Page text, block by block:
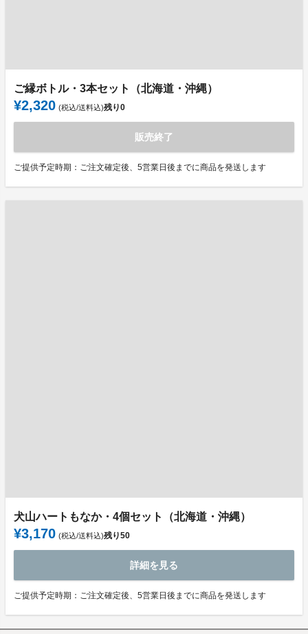
ご縁ボトル・3本セット（北海道・沖縄）
¥2,320 (税込/送料込)残り0
販売終了
ご提供予定時期：ご注文確定後、5営業日後までに商品を発送します
犬山ハートもなか・4個セット（北海道・沖縄）
¥3,170 (税込/送料込)残り50
詳細を見る
ご提供予定時期：ご注文確定後、5営業日後までに商品を発送します